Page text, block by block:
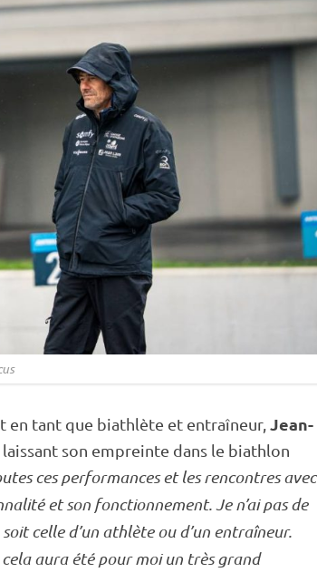
en tant que biathlète et entraîneur, Jean-
son empreinte dans le biathlon
ces performances et les rencontres avec
et son fonctionnement. Je n’ai pas de
celle d’un athlète ou d’un entraîneur.
aura été pour moi un très grand